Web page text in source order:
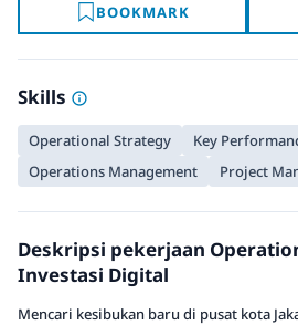
BOOKMARK
Skills
Operational Strategy
Key
Operations Management
Project
Deskripsi pekerjaan
Investasi Digital
Mencari kesibukan baru di pusat kota